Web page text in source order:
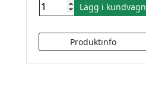
Lägg i kundvagn